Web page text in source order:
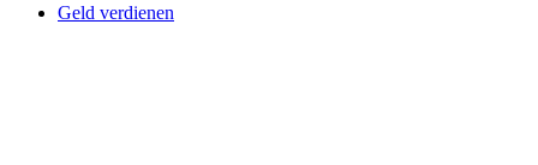
Geld verdienen